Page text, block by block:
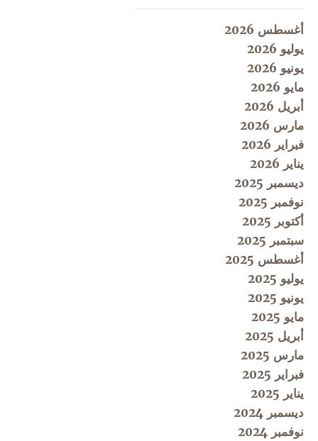
أغسطس 2026
يوليو 2026
يونيو 2026
مايو 2026
أبريل 2026
مارس 2026
فبراير 2026
يناير 2026
ديسمبر 2025
نوفمبر 2025
أكتوبر 2025
سبتمبر 2025
أغسطس 2025
يوليو 2025
يونيو 2025
مايو 2025
أبريل 2025
مارس 2025
فبراير 2025
يناير 2025
ديسمبر 2024
نوفمبر 2024